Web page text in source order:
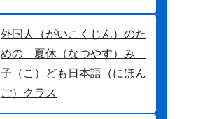
外国人（がいこくじん）のた
めの 夏休（なつやす）み
子（こ）ども日本語（にほん
ご）クラス